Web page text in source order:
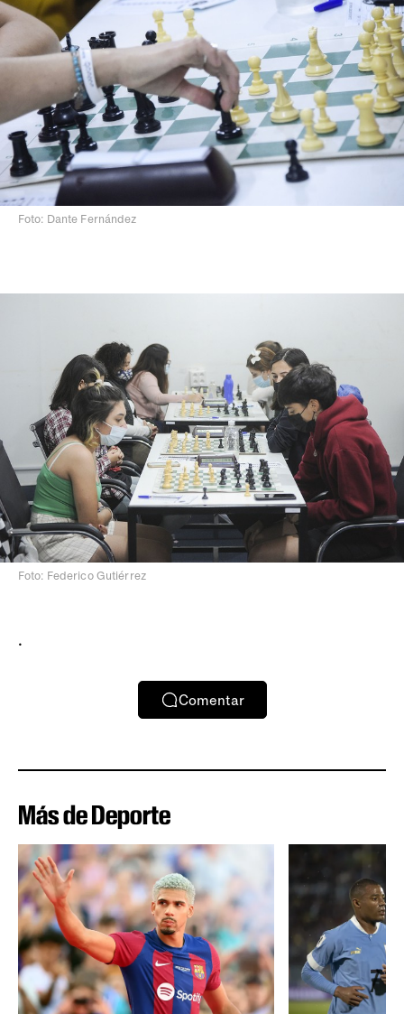
Foto: Dante Fernández
Foto: Federico Gutiérrez
.
Comentar
Más de Deporte